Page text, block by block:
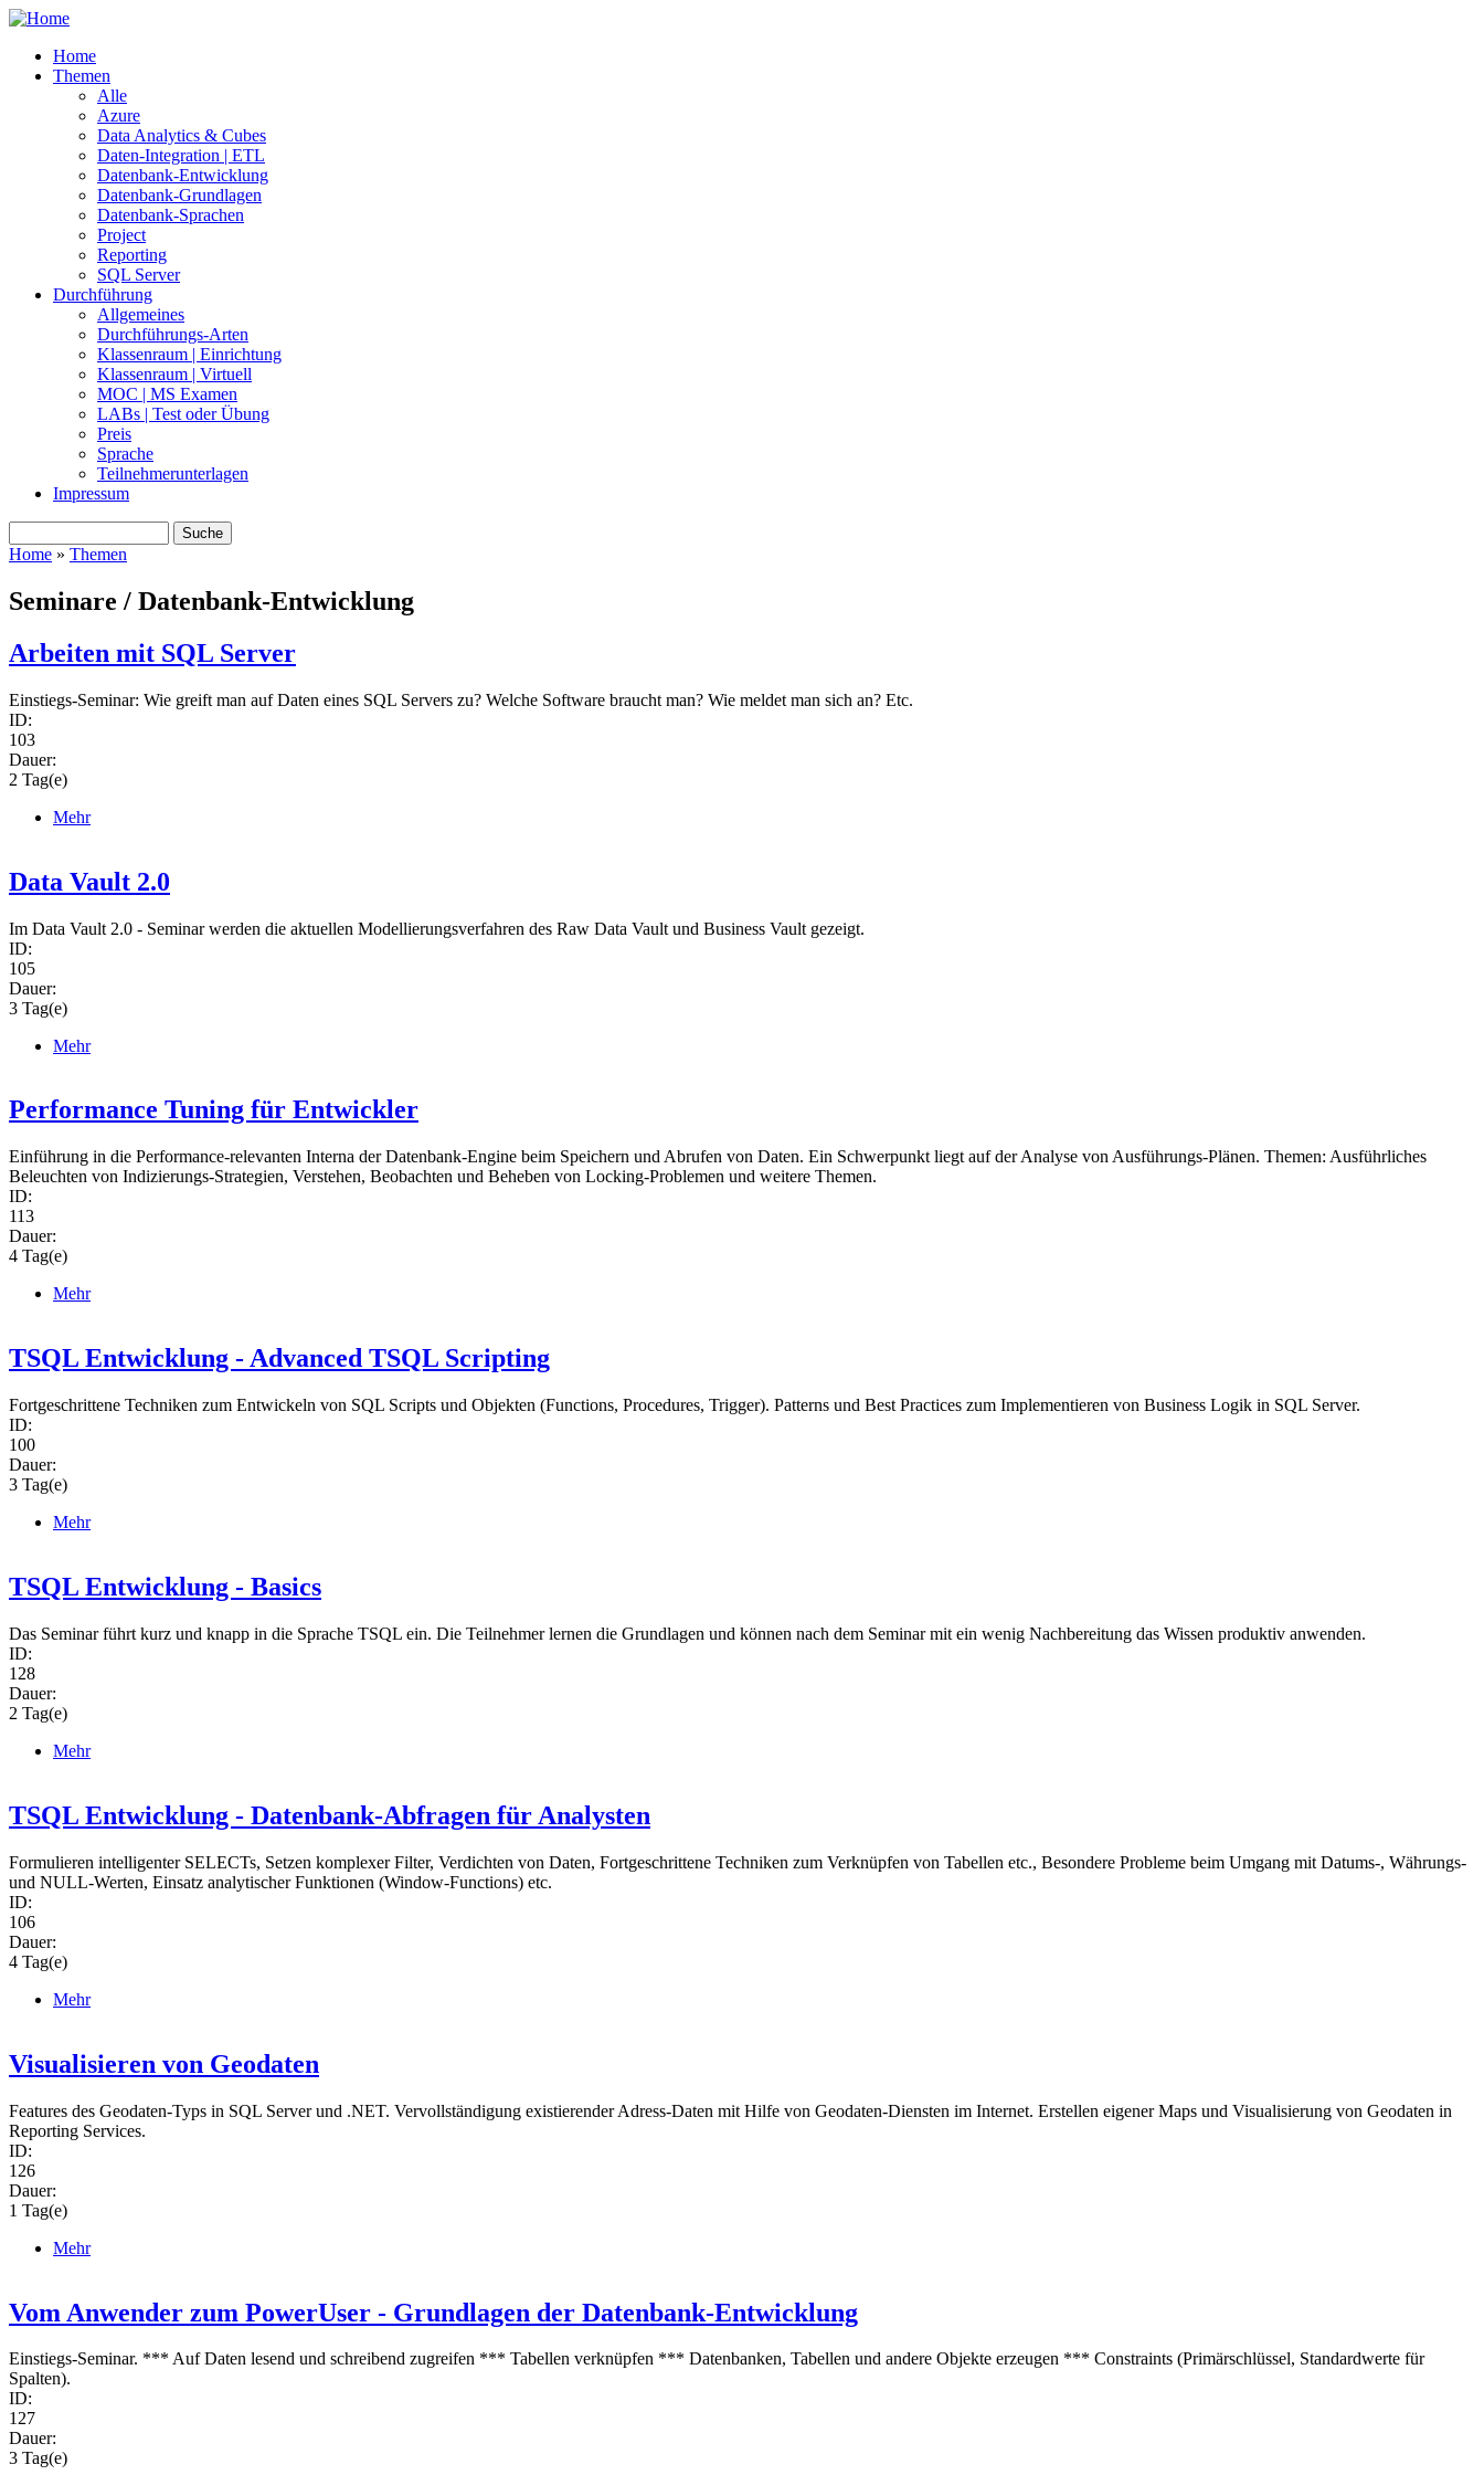
Home
Themen
Alle
Azure
Data Analytics & Cubes
Daten-Integration | ETL
Datenbank-Entwicklung
Datenbank-Grundlagen
Datenbank-Sprachen
Project
Reporting
SQL Server
Durchführung
Allgemeines
Durchführungs-Arten
Klassenraum | Einrichtung
Klassenraum | Virtuell
MOC | MS Examen
LABs | Test oder Übung
Preis
Sprache
Teilnehmerunterlagen
Impressum
Search form
Home » Themen
Seminare / Datenbank-Entwicklung
Arbeiten mit SQL Server
Einstiegs-Seminar: Wie greift man auf Daten eines SQL Servers zu? Welche Software braucht man? Wie meldet man sich an? Etc.
ID:
103
Dauer:
2 Tag(e)
Mehr
Data Vault 2.0
Im Data Vault 2.0 - Seminar werden die aktuellen Modellierungsverfahren des Raw Data Vault und Business Vault gezeigt.
ID:
105
Dauer:
3 Tag(e)
Mehr
Performance Tuning für Entwickler
Einführung in die Performance-relevanten Interna der Datenbank-Engine beim Speichern und Abrufen von Daten. Ein Schwerpunkt liegt auf der Analyse von Ausführungs-Plänen. Themen: Ausführliches
Beleuchten von Indizierungs-Strategien, Verstehen, Beobachten und Beheben von Locking-Problemen und weitere Themen.
ID:
113
Dauer:
4 Tag(e)
Mehr
TSQL Entwicklung - Advanced TSQL Scripting
Fortgeschrittene Techniken zum Entwickeln von SQL Scripts und Objekten (Functions, Procedures, Trigger). Patterns und Best Practices zum Implementieren von Business Logik in SQL Server.
ID:
100
Dauer:
3 Tag(e)
Mehr
TSQL Entwicklung - Basics
Das Seminar führt kurz und knapp in die Sprache TSQL ein. Die Teilnehmer lernen die Grundlagen und können nach dem Seminar mit ein wenig Nachbereitung das Wissen produktiv anwenden.
ID:
128
Dauer:
2 Tag(e)
Mehr
TSQL Entwicklung - Datenbank-Abfragen für Analysten
Formulieren intelligenter SELECTs, Setzen komplexer Filter, Verdichten von Daten, Fortgeschrittene Techniken zum Verknüpfen von Tabellen etc., Besondere Probleme beim Umgang mit Datums-, Währungs-
und NULL-Werten, Einsatz analytischer Funktionen (Window-Functions) etc.
ID:
106
Dauer:
4 Tag(e)
Mehr
Visualisieren von Geodaten
Features des Geodaten-Typs in SQL Server und .NET. Vervollständigung existierender Adress-Daten mit Hilfe von Geodaten-Diensten im Internet. Erstellen eigener Maps und Visualisierung von Geodaten in
Reporting Services.
ID:
126
Dauer:
1 Tag(e)
Mehr
Vom Anwender zum PowerUser - Grundlagen der Datenbank-Entwicklung
Einstiegs-Seminar. *** Auf Daten lesend und schreibend zugreifen *** Tabellen verknüpfen *** Datenbanken, Tabellen und andere Objekte erzeugen *** Constraints (Primärschlüssel, Standardwerte für
Spalten).
ID:
127
Dauer:
3 Tag(e)